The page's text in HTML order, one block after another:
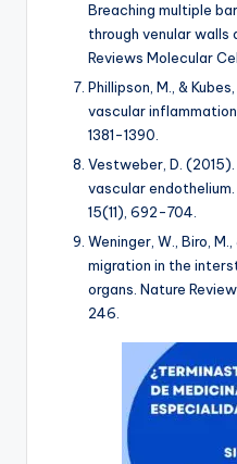
Breaching multiple
through venular walls
Reviews Molecular
Phillipson, M., &
vascular inflammation.
1381-1390.
Vestweber, D.
vascular endothelium.
15(11), 692-704.
Weninger, W., Biro,
migration in the
organs. Nature
246.